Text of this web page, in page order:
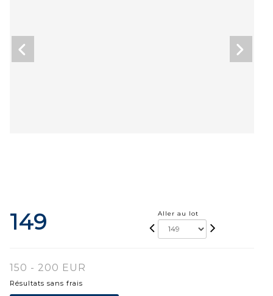
149 Aller au lot
150 - 200 EUR
Résultats sans frais